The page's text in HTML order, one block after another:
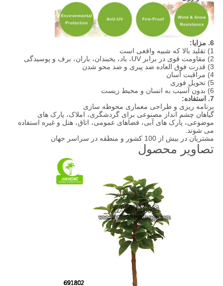
6. مزایا:
1) تقلید بالا که شبیه واقعی است
2) مقاومت قوی در برابر UV، باد، یخبندان، باران، برف و پوسیدگی
3) قدرت فوق العاده ضد پیری و ضد محو شدن
4) مراقبت آسان
5) تحویل فوری
6) بدون آسیب به انسان و محیط زیست
7. استفاده:
برنامه ریزی و طراحی معماری محوطه سازی
گیاهان چشم انداز مصنوعی برای گردشگری، املاک، پارک های
موضوعی، پارک های آبی، فضاهای عمومی، اتاق، هتل و غیره استفاده
می شوند.
مشتریان در بیش از 100 کشور و منطقه در سراسر جهان
تصاویر محصول